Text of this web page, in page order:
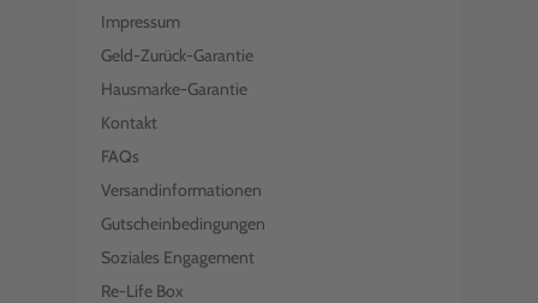
Impressum
Geld-Zurück-Garantie
Hausmarke-Garantie
Kontakt
FAQs
Versandinformationen
Gutscheinbedingungen
Soziales Engagement
Re-Life Box